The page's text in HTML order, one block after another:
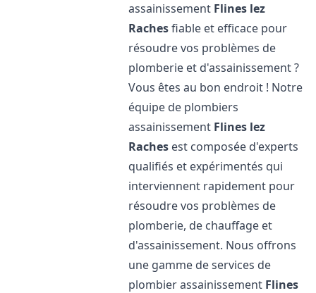
assainissement Flines lez
Rachesfiable et efficace pour
résoudre vos problèmes de
plomberie et d'assainissement ?
Vous êtes au bon endroit ! Notre
équipe de plombiers
assainissement Flines lez
Raches est composée d'experts
qualifiés et expérimentés qui
interviennent rapidement pour
résoudre vos problèmes de
plomberie, de chauffage et
d'assainissement. Nous offrons
une gamme de services de
plombier assainissement Flines